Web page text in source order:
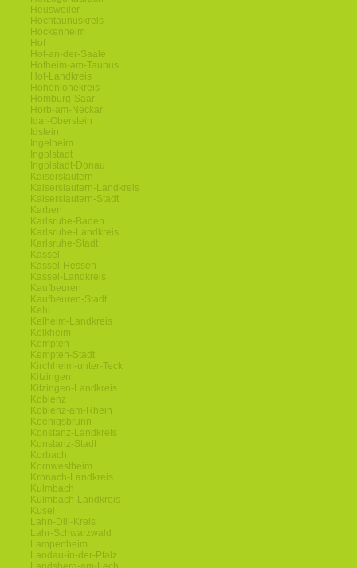
Heusweiler
Hochtaunuskreis
Hockenheim
Hof
Hof-an-der-Saale
Hofheim-am-Taunus
Hof-Landkreis
Hohenlohekreis
Homburg-Saar
Horb-am-Neckar
Idar-Oberstein
Idstein
Ingelheim
Ingolstadt
Ingolstadt-Donau
Kaiserslautern
Kaiserslautern-Landkreis
Kaiserslautern-Stadt
Karben
Karlsruhe-Baden
Karlsruhe-Landkreis
Karlsruhe-Stadt
Kassel
Kassel-Hessen
Kassel-Landkreis
Kaufbeuren
Kaufbeuren-Stadt
Kehl
Kelheim-Landkreis
Kelkheim
Kempten
Kempten-Stadt
Kirchheim-unter-Teck
Kitzingen
Kitzingen-Landkreis
Koblenz
Koblenz-am-Rhein
Koenigsbrunn
Konstanz-Landkreis
Konstanz-Stadt
Korbach
Kornwestheim
Kronach-Landkreis
Kulmbach
Kulmbach-Landkreis
Kusel
Lahn-Dill-Kreis
Lahr-Schwarzwald
Lampertheim
Landau-in-der-Pfalz